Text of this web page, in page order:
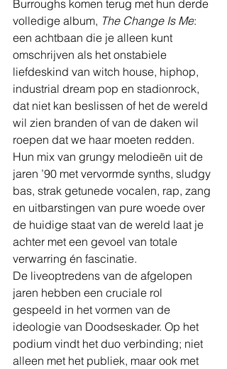
Burroughs komen terug met hun derde
volledige album, The Change Is Me:
een achtbaan die je alleen kunt
omschrijven als het onstabiele
liefdeskind van witch house, hiphop,
industrial dream pop en stadionrock,
dat niet kan beslissen of het de wereld
wil zien branden of van de daken wil
roepen dat we haar moeten redden.
Hun mix van grungy melodieën uit de
jaren ’90 met vervormde synths, sludgy
bas, strak getunede vocalen, rap, zang
en uitbarstingen van pure woede over
de huidige staat van de wereld laat je
achter met een gevoel van totale
verwarring én fascinatie.
De liveoptredens van de afgelopen
jaren hebben een cruciale rol
gespeeld in het vormen van de
ideologie van Doodseskader. Op het
podium vindt het duo verbinding; niet
alleen met het publiek, maar ook met